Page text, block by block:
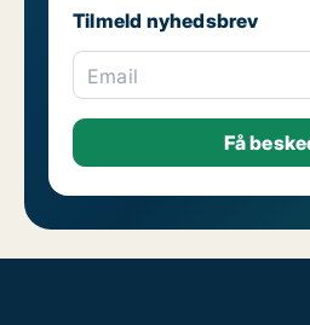
Tilmeld nyhedsbrev
Email